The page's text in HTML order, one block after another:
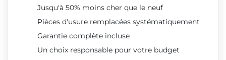
Jusqu'à 50% moins cher que le neuf
Pièces d'usure remplacées systématiquement
Garantie complète incluse
Un choix responsable pour votre budget